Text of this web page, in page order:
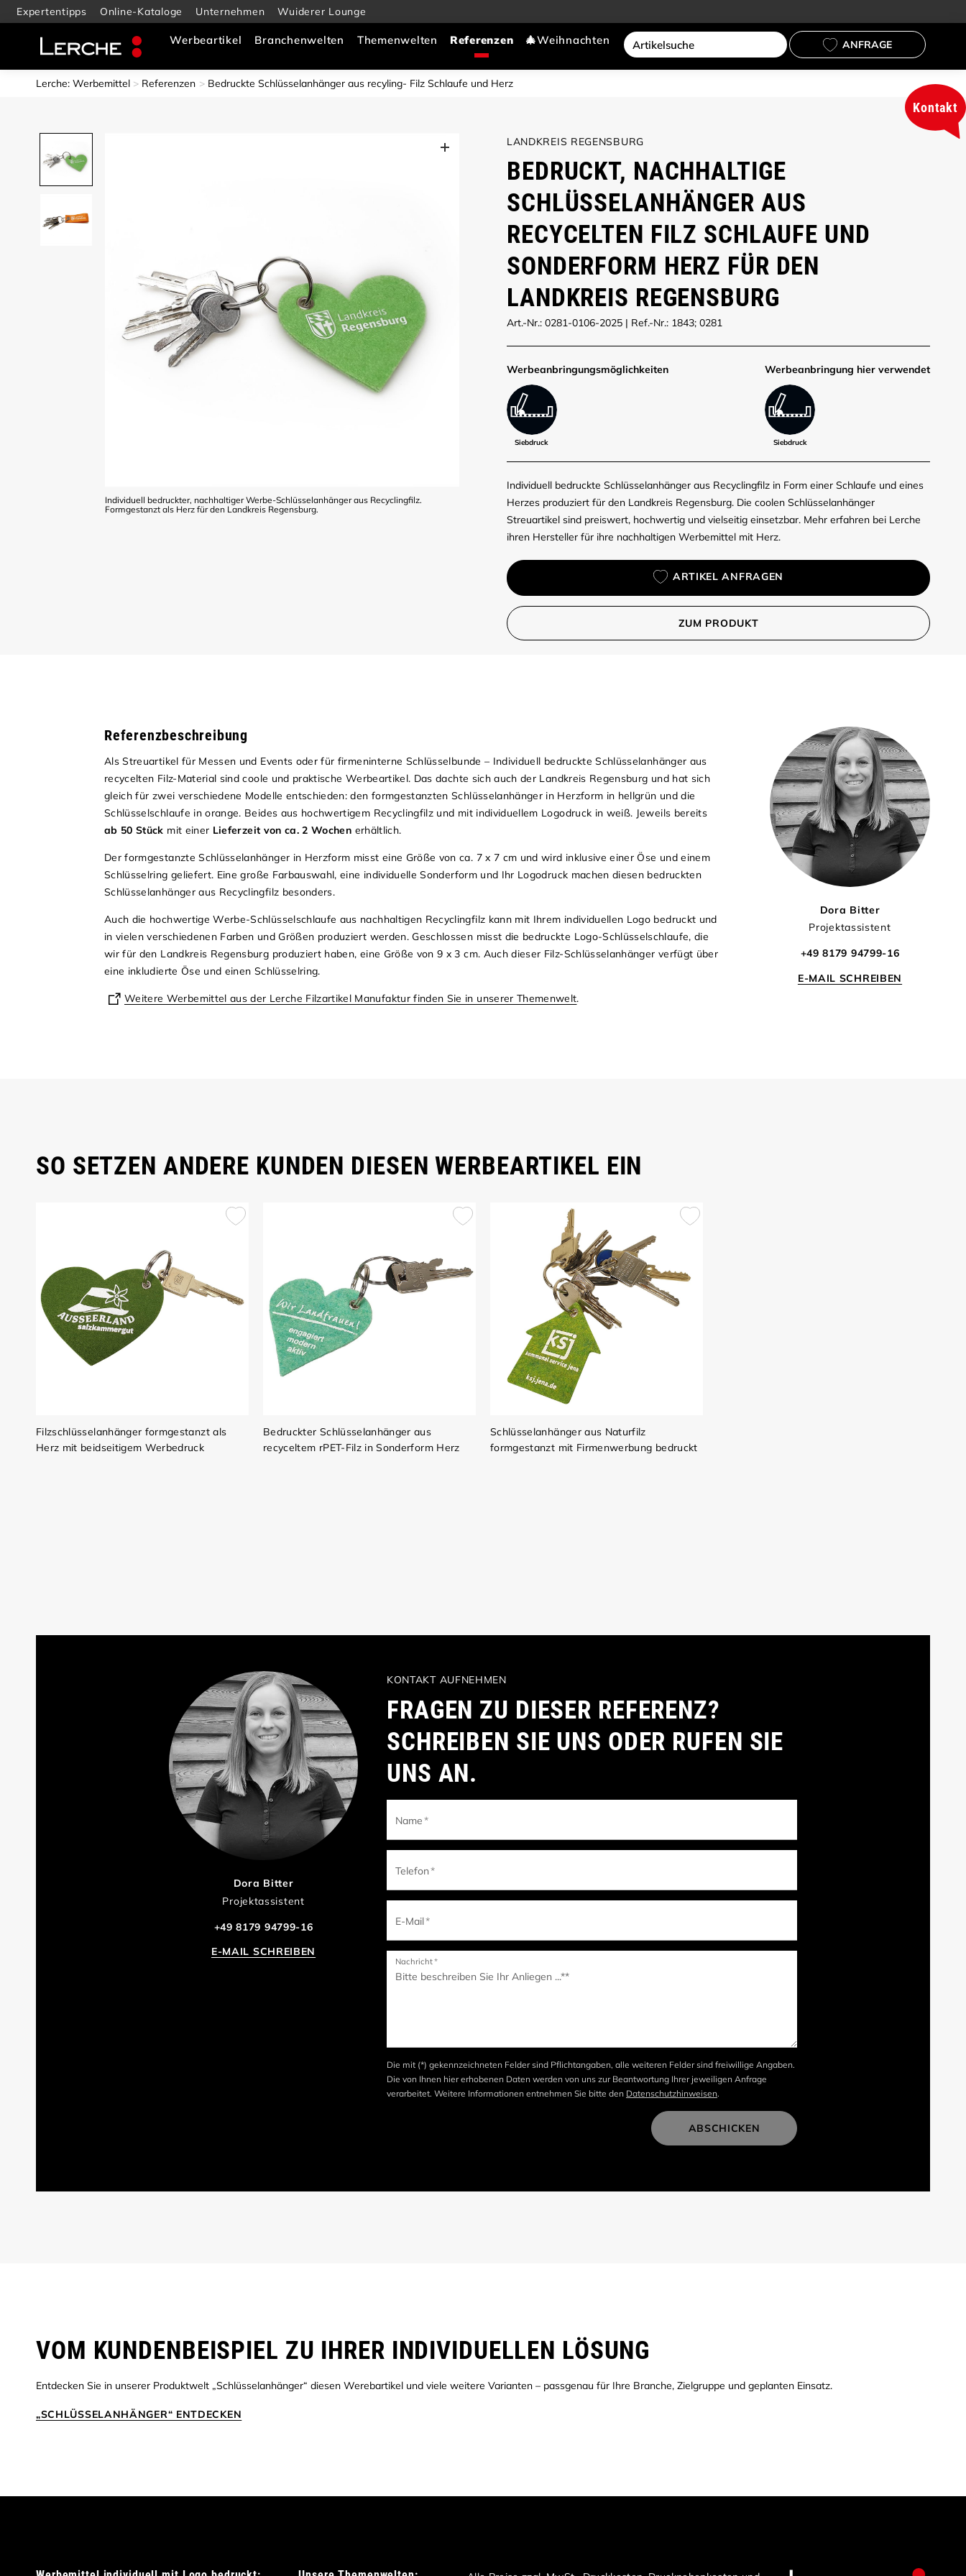
Expertentipps Online-Kataloge Unternehmen Wuiderer Lounge
Werbeartikel Branchenwelten Themenwelten 🎄Weihnachten ANFRAGE
Lerche: Werbemittel Referenzen Bedruckte Schlüsselanhänger aus recyling- Filz Schlaufe und Herz
Individuell bedruckter, nachhaltiger Werbe-Schlüsselanhänger aus Recyclingfilz.
Formgestanzt als Herz für den Landkreis Regensburg.
LANDKREIS REGENSBURG
BEDRUCKT, NACHHALTIGE
SCHLÜSSELANHÄNGER AUS
RECYCELTEN FILZ SCHLAUFE UND
SONDERFORM HERZ FÜR DEN
LANDKREIS REGENSBURG
Art.-Nr.: 0281-0106-2025| Ref.-Nr.: 1843; 0281
Werbe­anbringungs­möglich­keiten
Siebdruck
Werbe­anbringung hier verwendet
Siebdruck
Individuell bedruckte Schlüsselanhänger aus Recyclingfilz in Form einer Schlaufe und eines
Herzes produziert für den Landkreis Regensburg. Die coolen Schlüsselanhänger
Streuartikel sind preiswert, hochwertig und vielseitig einsetzbar. Mehr erfahren bei Lerche
ihren Hersteller für ihre nachhaltigen Werbemittel mit Herz.
ARTIKEL ANFRAGEN
ZUM PRODUKT
Referenzbeschreibung
Als Streuartikel für Messen und Events oder für firmeninterne Schlüsselbunde – Individuell bedruckte Schlüsselanhänger aus
recycelten Filz-Material sind coole und praktische Werbeartikel. Das dachte sich auch der Landkreis Regensburg und hat sich
gleich für zwei verschiedene Modelle entschieden: den formgestanzten Schlüsselanhänger in Herzform in hellgrün und die
Schlüsselschlaufe in orange. Beides aus hochwertigem Recyclingfilz und mit individuellem Logodruck in weiß. Jeweils bereits
ab 50 Stück mit einer Lieferzeit von ca. 2 Wochen erhältlich.
Der formgestanzte Schlüsselanhänger in Herzform misst eine Größe von ca. 7 x 7 cm und wird inklusive einer Öse und einem
Schlüsselring geliefert. Eine große Farbauswahl, eine individuelle Sonderform und Ihr Logodruck machen diesen bedruckten
Schlüsselanhänger aus Recyclingfilz besonders.
Auch die hochwertige Werbe-Schlüsselschlaufe aus nachhaltigen Recyclingfilz kann mit Ihrem individuellen Logo bedruckt und
in vielen verschiedenen Farben und Größen produziert werden. Geschlossen misst die bedruckte Logo-Schlüsselschlaufe, die
wir für den Landkreis Regensburg produziert haben, eine Größe von 9 x 3 cm. Auch dieser Filz-Schlüsselanhänger verfügt über
eine inkludierte Öse und einen Schlüsselring.
Weitere Werbemittel aus der Lerche Filzartikel Manufaktur finden Sie in unserer Themenwelt.
Dora Bitter
Projektassistent
+49 8179 94799-16
E-MAIL SCHREIBEN
SO SETZEN ANDERE KUNDEN DIESEN WERBEARTIKEL EIN
Filzschlüsselanhänger formgestanzt als
Herz mit beidseitigem Werbedruck
Bedruckter Schlüsselanhänger aus
recyceltem rPET-Filz in Sonderform Herz
Schlüsselanhänger aus Naturfilz
formgestanzt mit Firmenwerbung bedruckt
Dora Bitter
Projektassistent
+49 8179 94799-16
E-MAIL SCHREIBEN
KONTAKT AUFNEHMEN
FRAGEN ZU DIESER REFERENZ?
SCHREIBEN SIE UNS ODER RUFEN SIE
UNS AN.
Name*
Telefon*
E-Mail*
Nachricht*
Die mit (*) gekennzeichneten Felder sind Pflichtangaben, alle weiteren Felder sind freiwillige Angaben.
Die von Ihnen hier erhobenen Daten werden von uns zur Beantwortung Ihrer jeweiligen Anfrage
verarbeitet. Weitere Informationen entnehmen Sie bitte den Datenschutzhinweisen.
ABSCHICKEN
VOM KUNDENBEISPIEL ZU IHRER INDIVIDUELLEN LÖSUNG
Entdecken Sie in unserer Produktwelt „Schlüsselanhänger“ diesen Werebartikel und viele weitere Varianten – passgenau für Ihre Branche, Zielgruppe und geplanten Einsatz.
„SCHLÜSSELANHÄNGER“ ENTDECKEN
Kontakt